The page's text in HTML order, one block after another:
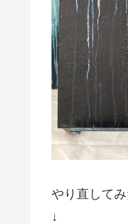
やり直してみ
↓